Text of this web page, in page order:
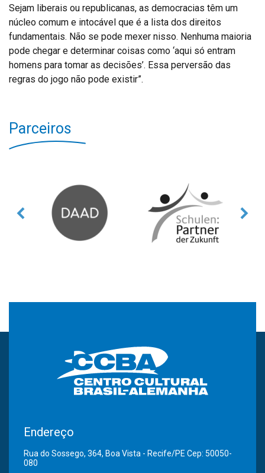
Sejam liberais ou republicanas, as democracias têm um
núcleo comum e intocável que é a lista dos direitos
fundamentais. Não se pode mexer nisso. Nenhuma maioria
pode chegar e determinar coisas como ‘aqui só entram
homens para tomar as decisões’. Essa perversão das
regras do jogo não pode existir”.
Parceiros
Endereço
Rua do Sossego, 364, Boa Vista - Recife/PE Cep: 50050-
080